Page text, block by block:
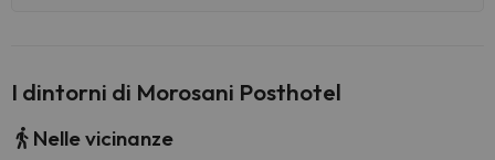
I dintorni di Morosani Posthotel
Nelle vicinanze